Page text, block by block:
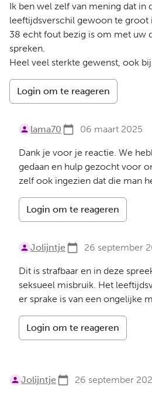
Ik ben wel zelf van mening dat in
leeftijdsverschil gewoon te groot
38 echt fout bezig is om met uw
spreken.
Heel veel sterkte gewenst, ook
Login om te reageren
lama70 06 maart 2025
Dank je voor je reactie. We
gedaan en hulp gezocht voor
zelf ook ingezien dat die man
Login om te reageren
Jolijntje 26 september
Dit is strafbaar en in deze
seksueel misbruik. Het
er sprake is van een ongelijke
Login om te reageren
Jolijntje 26 september